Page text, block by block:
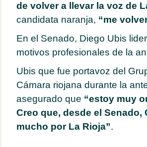
de volver a llevar la voz de
candidata naranja, “me
En el Senado, Diego Ubis
motivos profesionales de la
Ubis que fue portavoz del
Cámara riojana durante la
asegurado que “estoy muy
Creo que, desde el
mucho por La Rioja”.